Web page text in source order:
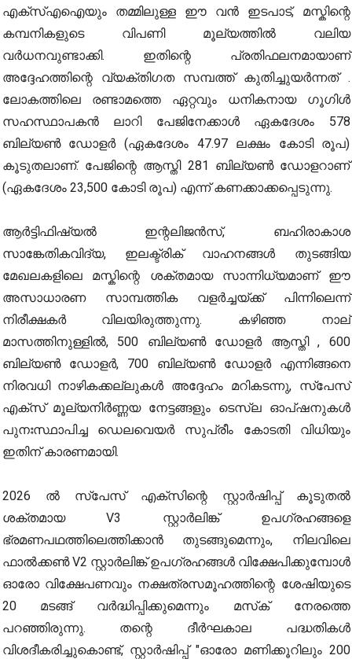
എക്സ്എഐയും തമ്മിലുള്ള ഈ വൻ ഇടപാട്, മസ്കിന്റെ
കമ്പനികളുടെ വിപണി മൂല്യത്തിൽ വലിയ
വർധനവുണ്ടാക്കി. ഇതിന്റെ പ്രതിഫലനമായാണ്
അദ്ദേഹത്തിന്റെ വ്യക്തിഗത സമ്പത്ത് കുതിച്ചുയർന്നത് .
ലോകത്തിലെ രണ്ടാമത്തെ ഏറ്റവും ധനികനായ ഗൂഗിൾ
സഹസ്ഥാപകൻ ലാറി പേജിനേക്കാൾ ഏകദേശം 578
ബില്യൺ ഡോളർ (ഏകദേശം 47.97 ലക്ഷം കോടി രൂപ)
കൂടുതലാണ്. പേജിന്റെ ആസ്തി 281 ബില്യൺ ഡോളറാണ്
(ഏകദേശം 23,500 കോടി രൂപ) എന്ന് കണക്കാക്കപ്പെടുന്നു.
ആർട്ടിഫിഷ്യൽ ഇന്റലിജൻസ്, ബഹിരാകാശ
സാങ്കേതികവിദ്യ, ഇലക്ട്രിക് വാഹനങ്ങൾ തുടങ്ങിയ
മേഖലകളിലെ മസ്കിന്റെ ശക്തമായ സാന്നിധ്യമാണ് ഈ
അസാധാരണ സാമ്പത്തിക വളർച്ചയ്ക്ക് പിന്നിലെന്ന്
നിരീക്ഷകർ വിലയിരുത്തുന്നു. കഴിഞ്ഞ നാല്
മാസത്തിനുള്ളിൽ, 500 ബില്യൺ ഡോളർ ആസ്തി , 600
ബില്യൺ ഡോളർ, 700 ബില്യൺ ഡോളർ എന്നിങ്ങനെ
നിരവധി നാഴികക്കല്ലുകൾ അദ്ദേഹം മറികടന്നു, സ്പേസ്
എക്സ് മൂല്യനിർണ്ണയ നേട്ടങ്ങളും ടെസ്ല ഓപ്ഷനുകൾ
പുനഃസ്ഥാപിച്ച ഡെലവെയർ സുപ്രീം കോടതി വിധിയും
ഇതിന് കാരണമായി.
2026 ൽ സ്‌പേസ് എക്‌സിന്റെ സ്റ്റാർഷിപ്പ് കൂടുതൽ
ശക്തമായ V3 സ്റ്റാർലിങ്ക് ഉപഗ്രഹങ്ങളെ
ഭ്രമണപഥത്തിലെത്തിക്കാൻ തുടങ്ങുമെന്നും, നിലവിലെ
ഫാൽക്കൺ V2 സ്റ്റാർലിങ്ക് ഉപഗ്രഹങ്ങൾ വിക്ഷേപിക്കുമ്പോൾ
ഓരോ വിക്ഷേപണവും നക്ഷത്രസമൂഹത്തിന്റെ ശേഷിയുടെ
20 മടങ്ങ് വർദ്ധിപ്പിക്കുമെന്നും മസ്‌ക് നേരത്തെ
പറഞ്ഞിരുന്നു. തന്റെ ദീർഘകാല പദ്ധതികൾ
വിശദീകരിച്ചുകൊണ്ട്, സ്റ്റാർഷിപ്പ് "ഓരോ മണിക്കൂറിലും 200